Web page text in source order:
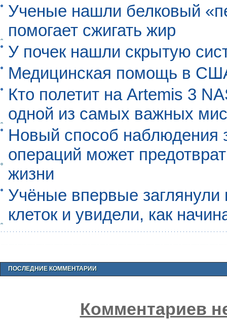
Ученые нашли белковый
помогает сжигать жир
У почек нашли скрытую
Медицинская помощь в
Кто полетит на Artemis 3
одной из самых важных
Новый способ наблюдения
операций может
жизни
Учёные впервые
клеток и увидели, как
ПОСЛЕДНИЕ КОММЕНТАРИИ
Комментариев